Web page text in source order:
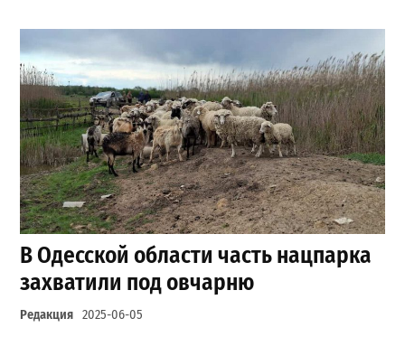
В Одесской области часть нацпарка
захватили под овчарню
Редакция 2025-06-05